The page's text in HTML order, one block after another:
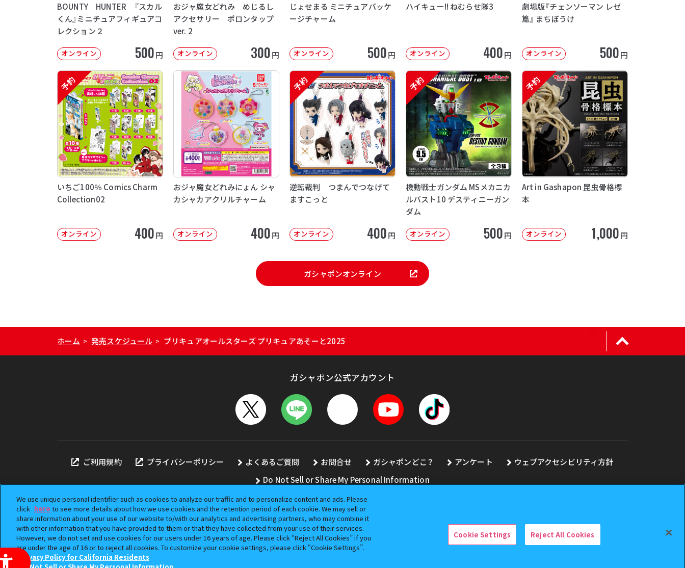
BOUNTY HUNTER 『スカル
くん』ミニチュアフィギュアコ
レクション２
オンライン 500円
おジャ魔女どれみ めじるし
アクセサリー ポロンタップ
ver. 2
オンライン 300円
じょせまる ミニチュアパッケ
ージチャーム
オンライン 500円
ハイキュー!! ねむらせ隊3
オンライン 400円
劇場版『チェンソーマン レゼ
篇』 まちぼうけ
オンライン 500円
予約
いちご100％ Comics Charm
Collection02
オンライン 400円
おジャ魔女どれみにょん シャ
カシャカアクリルチャーム
オンライン 400円
予約
逆転裁判 つまんでつなげて
ますこっと
オンライン 400円
予約
機動戦士ガンダム MSメカニカ
ルバスト10 デスティニーガン
ダム
オンライン 500円
予約
Art in Gashapon 昆虫骨格標
本
オンライン 1,000円
ガシャポンオンライン
ホーム > 発売スケジュール > プリキュアオールスターズ プリキュアあそーと2025
ガシャポン公式アカウント
ご利用規約 プライバシーポリシー よくあるご質問 お問合せ ガシャポンどこ？ アンケート
ウェブアクセシビリティ方針
Do Not Sell or Share My Personal Information
本サイトに掲載されている全ての画像、文章、データの無断転用、転載をお断りします。
「ガシャポン」は株式会社バンダイの登録商標です。
©BANDAI
We use unique personal identifier such as cookies to analyze our traffic and to personalize content and ads. Please
click here to see more details about how we use cookies and the retention period of each cookie. We may sell or
share information about your use of our website to/with our analytics and advertising partners, who may combine it
with other information that you have provided to them or that they have collected from your use of their services.
However, we do not set and use cookies for our users under 16 years of age. Please click “Reject All Cookies” if you
are under the age of 16 or to reject all cookies. To customize your cookie settings, please click “Cookie Settings”.
Privacy Policy for California Residents
Cookie Settings Reject All Cookies